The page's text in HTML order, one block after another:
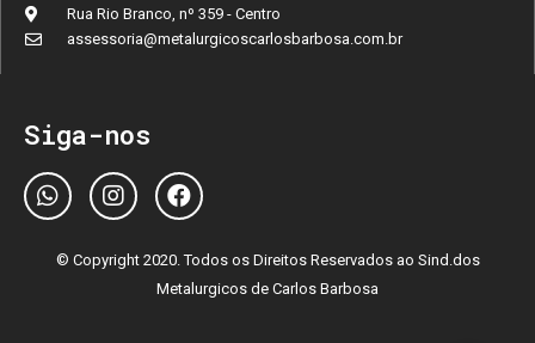
Rua Rio Branco, nº 359 - Centro
assessoria@metalurgicoscarlosbarbosa.com.br
Siga-nos
© Copyright 2020. Todos os Direitos Reservados ao Sind.dos
Metalurgicos de Carlos Barbosa